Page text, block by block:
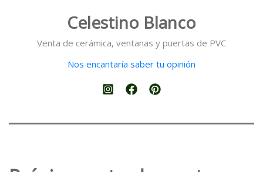
Celestino Blanco
Venta de cerámica, ventanas y puertas de PVC
Nos encantaría saber tu opinión